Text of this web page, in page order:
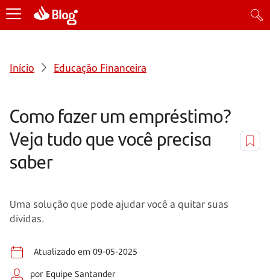
Início Educação Financeira
Como fazer um empréstimo?
Veja tudo que você precisa
saber
Uma solução que pode ajudar você a quitar suas
dívidas.
Atualizado em 09-05-2025
por Equipe Santander